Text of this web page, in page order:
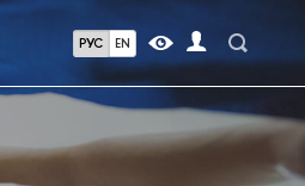
РУС EN